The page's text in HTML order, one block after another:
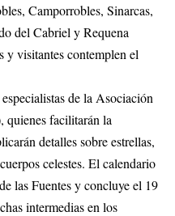
Camporrobles, Sinarcas,
del Cabriel y Requena
y visitantes contemplen el
de la Asociación
facilitarán la
detalles sobre estrellas,
celestes. El calendario
las Fuentes y concluye el 19
intermedias en los